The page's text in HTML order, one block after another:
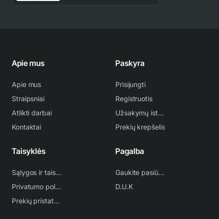
Apie mus
Apie mus
Straipsniai
Atlikti darbai
Kontaktai
Paskyra
Prisijungti
Registruotis
Užsakymų istorija
Prekių krepšelis
Taisyklės
Sąlygos ir taisyklės
Privatumo politika
Prekių pristatymas
Pagalba
Gaukite pasiūlymą
D.U.K